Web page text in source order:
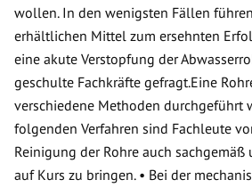
wollen. In den wenigsten Fällen
erhältlichen Mittel zum ersehnten
eine akute Verstopfung der
geschulte Fachkräfte gefragt.Eine
verschiedene Methoden durchgeführt
folgenden Verfahren sind Fachleute
Reinigung der Rohre auch
auf Kurs zu bringen. • Bei der